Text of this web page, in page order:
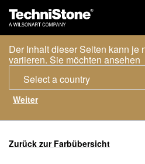
Der Inhalt dieser Seiten kann je
variieren. Sie möchten ansehen
Select a country
Zurück zur Farbübersicht